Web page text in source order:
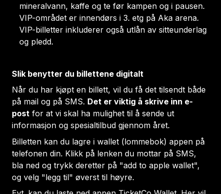
mineralvann, kaffe og te før kampen og i pausen.
VIP-området er innendørs i 3. etg på Aka arena.
VIP-billetter inkluderer også utlån av sitteunderlag
og pledd.
Slik benytter du billettene digitalt
Når du har kjøpt en billett, vil du få det tilsendt både
på mail og på SMS. Det er viktig å skrive inn e-
post for at vi skal ha mulighet til å sende ut
informasjon og spesialtilbud gjennom året.
Billetten kan du lagre i wallet (lommebok) appen på
telefonen din. Klikk på lenken du mottar på SMS,
bla ned og trykk deretter på "add to apple wallet",
og velg "legg til" øverst til høyre.